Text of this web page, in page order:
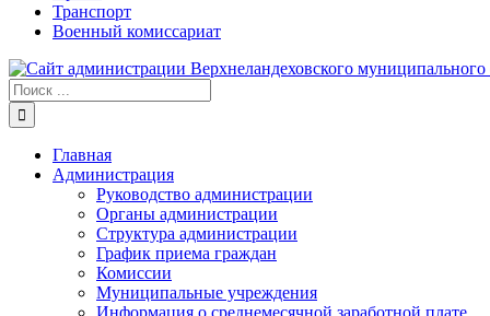
Транспорт
Военный комиссариат
Результат
поиска:
Главная
Администрация
Руководство администрации
Органы администрации
Структура администрации
График приема граждан
Комиссии
Муниципальные учреждения
Информация о среднемесячной заработной плате